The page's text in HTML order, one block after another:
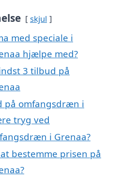
skjul
med speciale i
hjælpe med?
3 tilbud på
på omfangsdræn i
tryg ved
i Grenaa?
bestemme prisen på